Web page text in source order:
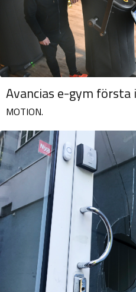
Avancias e-gym första
MOTION.